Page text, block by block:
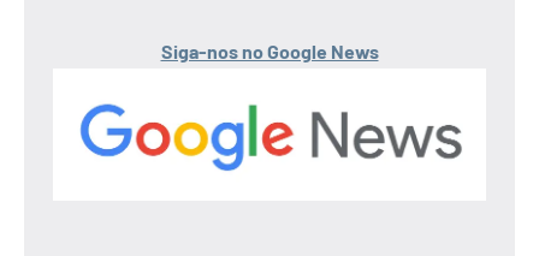
Siga-nos no Google News